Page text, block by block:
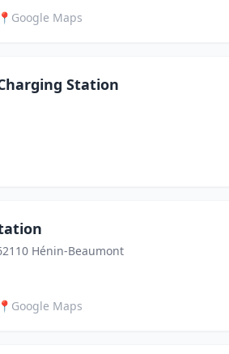
📍 Google Maps
Station
Hénin-Beaumont
📍 Google Maps